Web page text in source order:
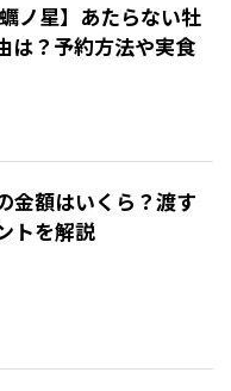
ノ星】あたらない牡
は？予約方法や実食
金額はいくら？渡す
トを解説